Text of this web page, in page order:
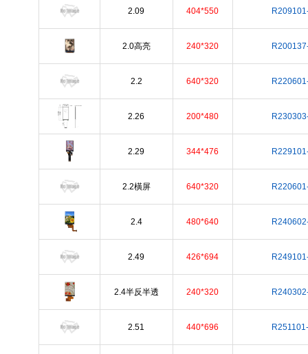
2.09 404*550
2.0高亮 240*320
2.2 640*320
2.26 200*480
2.29 344*476
2.2橫屏 640*320
2.4 480*640
2.49 426*694
2.4半反半透 240*320
2.51 440*696